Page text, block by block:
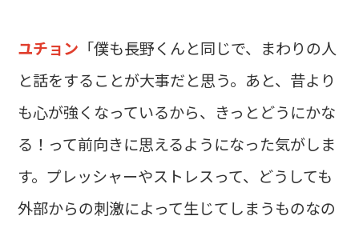
ユチョン 「僕も長野くんと同じで、まわりの人
と話をすることが大事だと思う。あと、昔より
も心が強くなっているから、きっとどうにかな
る！って前向きに思えるようになった気がしま
す。プレッシャーやストレスって、どうしても
外部からの刺激によって生じてしまうものなの